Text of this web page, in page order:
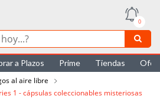
0
a Plazos Prime Tiendas
al aire libre
1 - cápsulas coleccionables misteriosas